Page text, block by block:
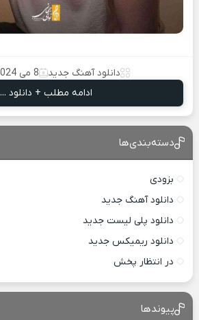
دانلود آهنگ جدید 8 می 2024
ادامه مطلب + دانلود ...
دسته‌بندی‌ها
بزودی
دانلود آهنگ جدید
دانلود پلی لیست جدید
دانلود ریمیکس جدید
در انتظار پخش
پیوندها